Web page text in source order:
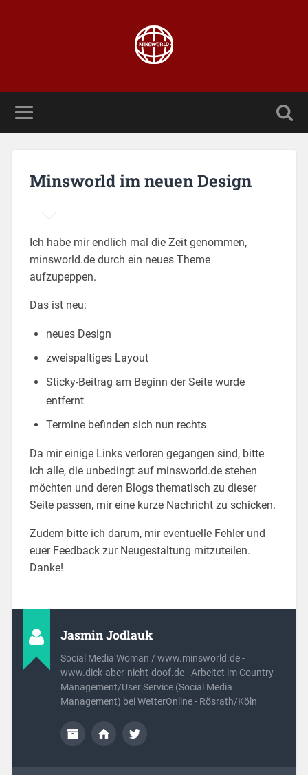
Minsworld im neuen Design
Ich habe mir endlich mal die Zeit genommen,
minsworld.de durch ein neues Theme
aufzupeppen.
Das ist neu:
neues Design
zweispaltiges Layout
Sticky-Beitrag am Beginn der Seite wurde
entfernt
Termine befinden sich nun rechts
Da mir einige Links verloren gegangen sind, bitte
ich alle, die unbedingt auf minsworld.de stehen
möchten und deren Blogs thematisch zu dieser
Seite passen, mir eine kurze Nachricht zu schicken.
Zudem bitte ich darum, mir eventuelle Fehler und
euer Feedback zur Neugestaltung mitzuteilen.
Danke!
Jasmin Jodlauk
Social Media Woman / www.minsworld.de -
www.dick-aber-nicht-doof.de - Arbeitet im Country
Management/User Service (Social Media
Management) bei WetterOnline - Rösrath/Köln